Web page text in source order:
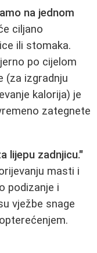
na jednom
ciljano
ili stomaka.
po cijelom
(za izgradnju
kalorija) je
zategnete
lijepu zadnjicu."
masti i
podizanje i
vježbe snage